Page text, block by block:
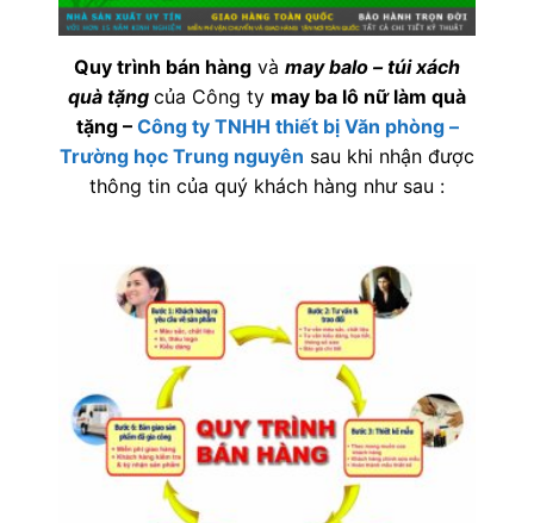
Quy trình bán hàng và may balo – túi xách
quà tặng của Công ty may ba lô nữ làm quà
tặng – Công ty TNHH thiết bị Văn phòng –
Trường học Trung nguyên sau khi nhận được
thông tin của quý khách hàng như sau :